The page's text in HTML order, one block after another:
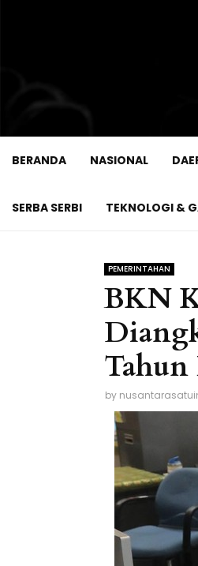
BERANDA NASIONAL
SERBA SERBI TEKNOLOGI &
PEMERINTAHAN
BKN
by